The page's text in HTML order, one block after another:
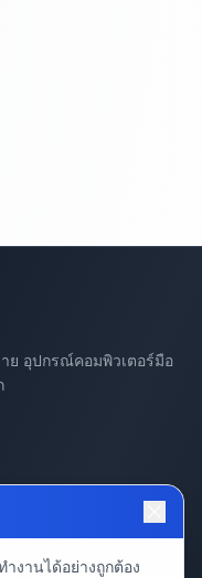
ย อุปกรณ์คอมพิวเตอร์มือ
ำงานได้อย่างถูกต้อง